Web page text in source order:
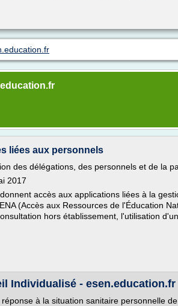
liées aux personnels
des délégations, des personnels et de la
2017
accès aux applications liées à la
(Accès aux Ressources de l'Éducation
hors établissement, l'utilisation
Individualisé - esen.education.fr
à la situation sanitaire personnelle